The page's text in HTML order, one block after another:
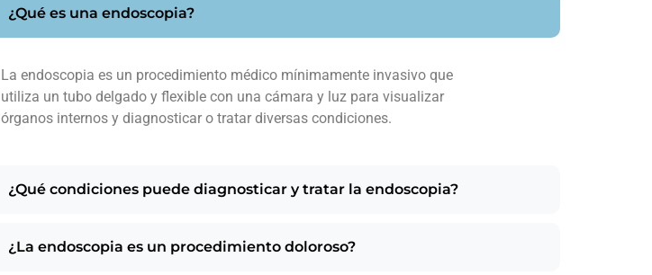
¿Qué es una endoscopia?
La endoscopia es un procedimiento médico mínimamente invasivo que
utiliza un tubo delgado y flexible con una cámara y luz para visualizar
órganos internos y diagnosticar o tratar diversas condiciones.
¿Qué condiciones puede diagnosticar y tratar la endoscopia?
¿La endoscopia es un procedimiento doloroso?